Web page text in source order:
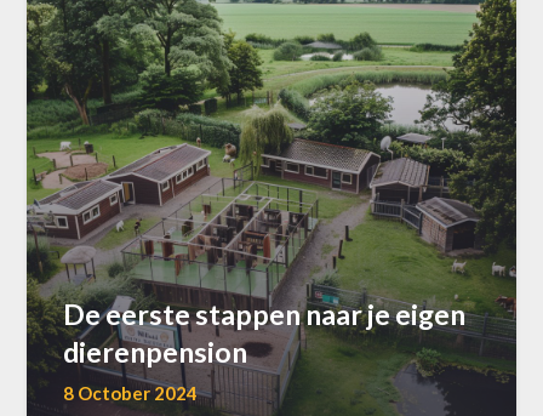
De eerste stappen naar je eigen
dierenpension
8 October 2024